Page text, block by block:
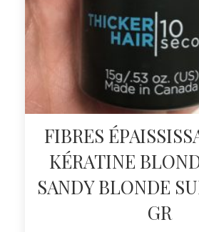
FIBRES
KÉRATINE
SANDY BLONDE
GR